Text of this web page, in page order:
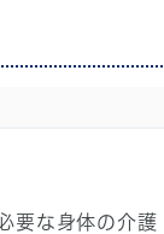
な身体の介護